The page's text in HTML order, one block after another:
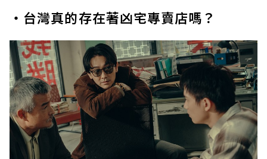
・台灣真的存在著凶宅專賣店嗎？